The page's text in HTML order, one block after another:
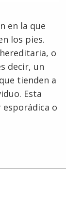
en la que
los pies.
o
decir, un
tienden a
Esta
o